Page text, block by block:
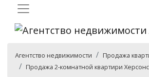
Агентство недвижимости
Продажа
Продажа 2-комнатной квартири